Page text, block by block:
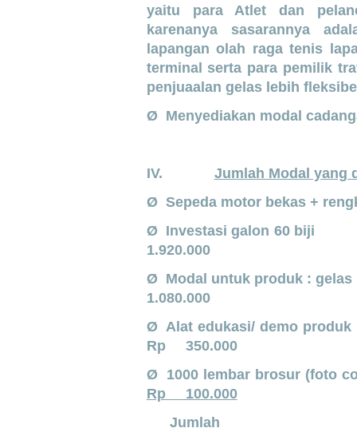
yaitu para Atlet dan
karenanya sasarannya
lapangan olah raga tenis
terminal serta para pemilik
penjuaalan gelas lebih
Ø Menyediakan modal
IV. Jumlah Modal yang
Ø Sepeda motor bekas +
Ø Investasi
1.920.000
Ø Modal untuk produk :
1.080.000
Ø Alat edukasi/
Rp 350.000
Ø 1000 lembar
Rp 100.000